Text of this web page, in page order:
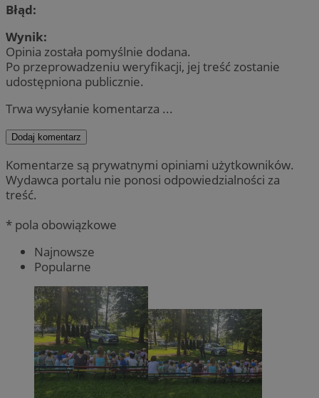
Błąd:
Wynik:
Opinia została pomyślnie dodana.
Po przeprowadzeniu weryfikacji, jej treść zostanie
udostępniona publicznie.
Trwa wysyłanie komentarza ...
Dodaj komentarz
Komentarze są prywatnymi opiniami użytkowników.
Wydawca portalu nie ponosi odpowiedzialności za
treść.
* pola obowiązkowe
Najnowsze
Popularne